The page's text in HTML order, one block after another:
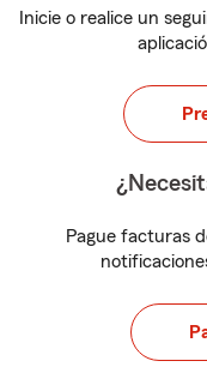
Inicie o realice un
Pague facturas